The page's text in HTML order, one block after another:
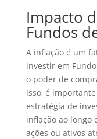
Impacto
Fundos
A inflação é um
investir em
o poder de
isso, é
estratégia de
inflação ao longo
ações ou ativos